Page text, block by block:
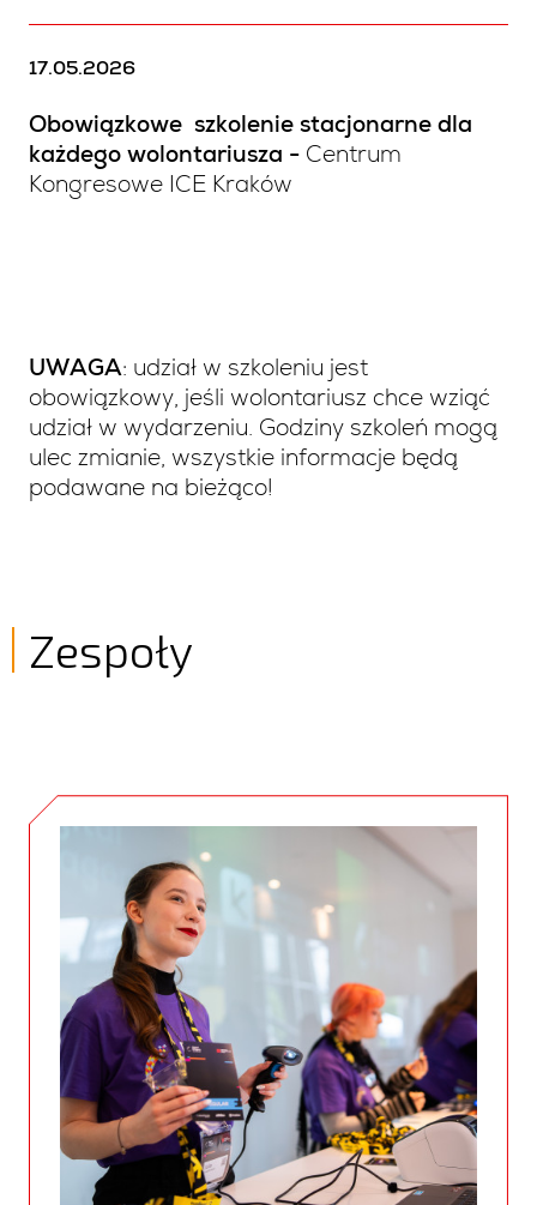
17.05.2026
Obowiązkowe szkolenie stacjonarne dla
każdego wolontariusza - Centrum
Kongresowe ICE Kraków
UWAGA: udział w szkoleniu jest
obowiązkowy, jeśli wolontariusz chce wziąć
udział w wydarzeniu. Godziny szkoleń mogą
ulec zmianie, wszystkie informacje będą
podawane na bieżąco!
Zespoły